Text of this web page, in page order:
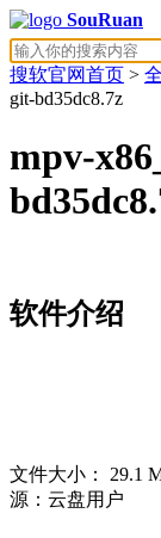
SouRuan
搜软官网首页 >
git-bd35dc8.7z
mpv-
软件介绍
文件大小：
29.1
源：云盘用户